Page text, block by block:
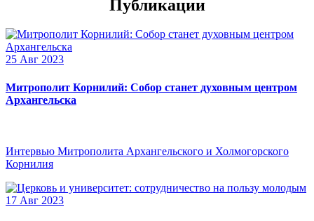
Публикации
25 Авг 2023
Митрополит Корнилий: Собор станет духовным центром
Архангельска
Интервью Митрополита Архангельского и Холмогорского
Корнилия
17 Авг 2023